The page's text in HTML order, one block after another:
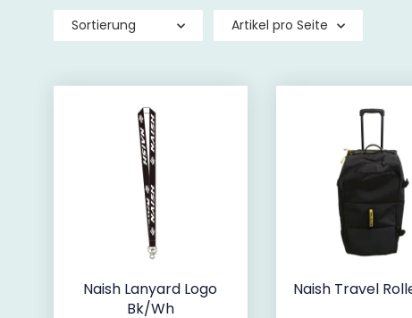
Sortierung Artikel pro Seite
Naish Lanyard Logo
Bk/Wh
Naish Travel